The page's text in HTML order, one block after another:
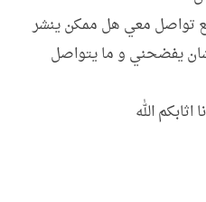
هل ممكن ينشر
و ما يتواصل